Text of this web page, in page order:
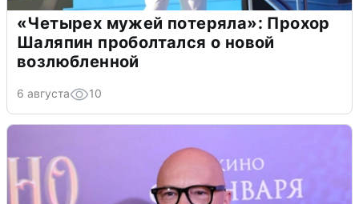
«Четырех мужей потеряла»: Прохор
Шаляпин проболтался о новой
возлюбленной
6 августа 10